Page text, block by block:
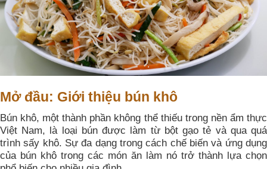
Mở đầu: Giới thiệu bún khô
Bún khô, một thành phần không thể thiếu trong nền ẩm thực
Việt Nam, là loại bún được làm từ bột gạo tẻ và qua quá
trình sấy khô. Sự đa dạng trong cách chế biến và ứng dụng
của bún khô trong các món ăn làm nó trở thành lựa chọn